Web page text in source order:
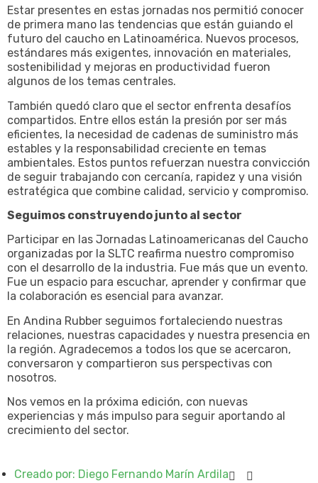
Estar presentes en estas jornadas nos permitió conocer
de primera mano las tendencias que están guiando el
futuro del caucho en Latinoamérica. Nuevos procesos,
estándares más exigentes, innovación en materiales,
sostenibilidad y mejoras en productividad fueron
algunos de los temas centrales.
También quedó claro que el sector enfrenta desafíos
compartidos. Entre ellos están la presión por ser más
eficientes, la necesidad de cadenas de suministro más
estables y la responsabilidad creciente en temas
ambientales. Estos puntos refuerzan nuestra convicción
de seguir trabajando con cercanía, rapidez y una visión
estratégica que combine calidad, servicio y compromiso.
Seguimos construyendo junto al sector
Participar en las Jornadas Latinoamericanas del Caucho
organizadas por la SLTC reafirma nuestro compromiso
con el desarrollo de la industria. Fue más que un evento.
Fue un espacio para escuchar, aprender y confirmar que
la colaboración es esencial para avanzar.
En Andina Rubber seguimos fortaleciendo nuestras
relaciones, nuestras capacidades y nuestra presencia en
la región. Agradecemos a todos los que se acercaron,
conversaron y compartieron sus perspectivas con
nosotros.
Nos vemos en la próxima edición, con nuevas
experiencias y más impulso para seguir aportando al
crecimiento del sector.
Creado por: Diego Fernando Marín Ardila